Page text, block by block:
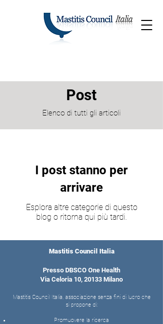
Post
Elenco di tutti gli articoli
I post stanno per
arrivare
Esplora altre categorie di questo
blog o ritorna qui più tardi.
Mastitis Council Italia
Presso DBSCO One Health
Via Celoria 10, 20133 Milano
Mastitis Council Italia, associazione senza fini di lucro che
si propone di:
Promuovere la ricerca